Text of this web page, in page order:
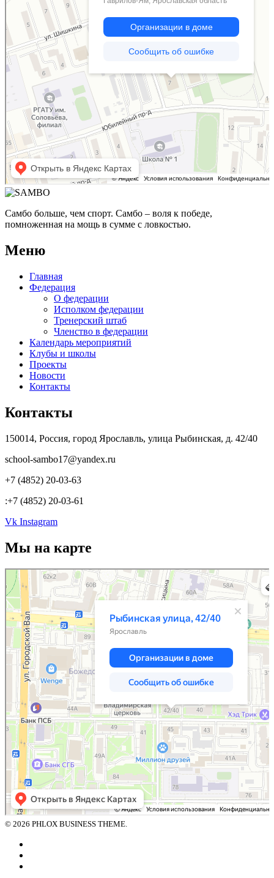
Самбо больше, чем спорт. Самбо – воля к победе,
помноженная на мощь в сумме с ловкостью.
Меню
Главная
Федерация
О федерации
Исполком федерации
Тренерский штаб
Членство в федерации
Календарь мероприятий
Клубы и школы
Проекты
Новости
Контакты
Контакты
150014, Россия, город Ярославль, улица Рыбинская, д. 42/40
school-sambo17@yandex.ru
+7 (4852) 20-03-63
:+7 (4852) 20-03-61
Vk Instagram
Мы на карте
Ярославль
Рыбинская улица, 42/40 — Яндекс.Карты
© 2026 PHLOX BUSINESS THEME.